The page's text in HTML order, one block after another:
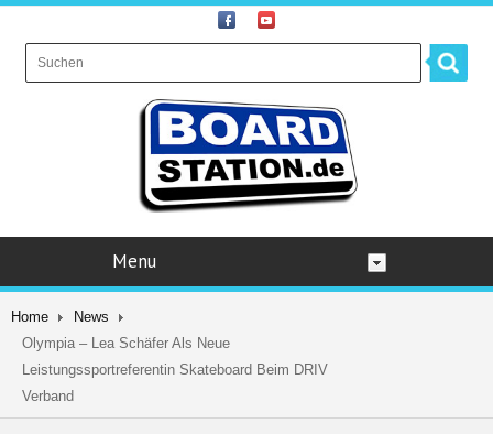
Menu
Home
News
Olympia – Lea Schäfer Als Neue
Leistungssportreferentin Skateboard Beim DRIV
Verband